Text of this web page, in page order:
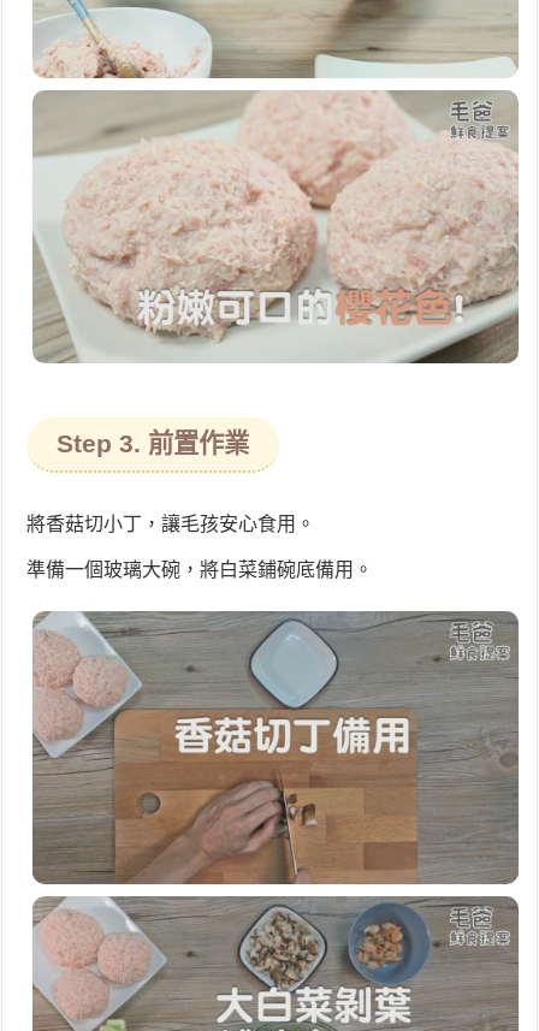
Step 3. 前置作業
將香菇切小丁，讓毛孩安心食用。
準備一個玻璃大碗，將白菜鋪碗底備用。